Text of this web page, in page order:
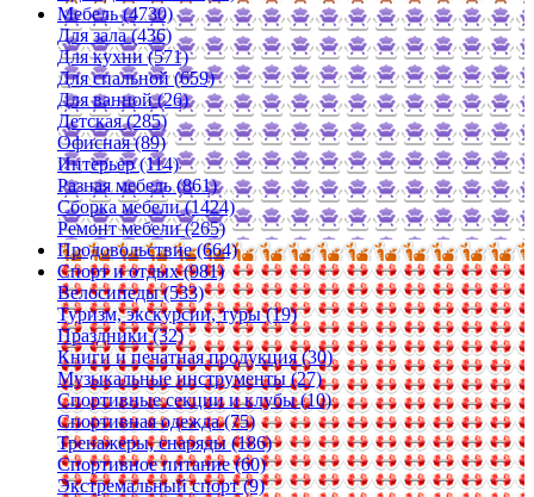
Мебель (4730)
Для зала (436)
Для кухни (571)
Для спальной (659)
Для ванной (26)
Детская (285)
Офисная (89)
Интерьер (114)
Разная мебель (861)
Сборка мебели (1424)
Ремонт мебели (265)
Продовольствие (664)
Спорт и отдых (981)
Велосипеды (533)
Туризм, экскурсии, туры (19)
Праздники (32)
Книги и печатная продукция (30)
Музыкальные инструменты (27)
Спортивные секции и клубы (10)
Спортивная одежда (75)
Тренажеры, снаряды (186)
Спортивное питание (60)
Экстремальный спорт (9)